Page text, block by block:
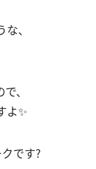
、
、
よ✨
です?